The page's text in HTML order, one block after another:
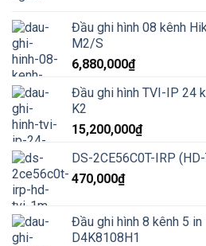
8,000₫.là:
Đầu ghi hình 08 kênh
M2/S
6,880,000₫
Đầu ghi hình TVI-IP 24
K2
15,200,000₫
DS-2CE56C0T-IRP
470,000₫
Đầu ghi hình 8 kênh 5 in
D4K8108H1